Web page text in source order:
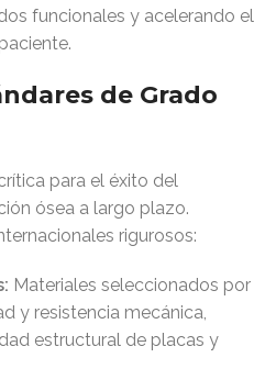
funcionales y acelerando el
.
de Grado
para el éxito del
ósea a largo plazo.
rigurosos:
Materiales seleccionados por
y resistencia mecánica,
estructural de placas y